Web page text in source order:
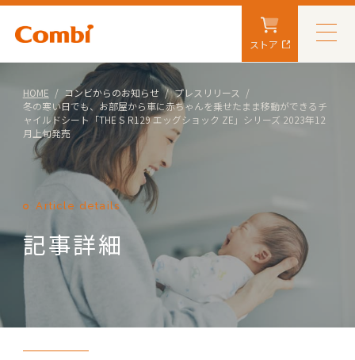
ストア
HOME コンビからのお知らせ
プレスリリース
冬の寒い日でも、お部屋から車に赤ちゃんを乗せたまま移動ができるチ
ャイルドシート「THE S R129 エッグショック ZE」シリーズ 2023年12
月上旬発売
Article details
記事詳細